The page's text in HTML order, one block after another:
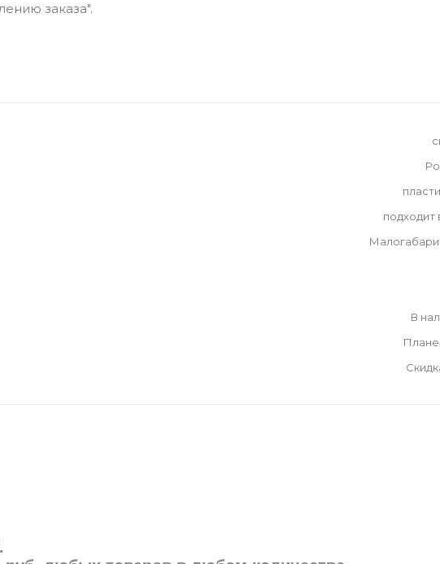
заказа".
подходит
В